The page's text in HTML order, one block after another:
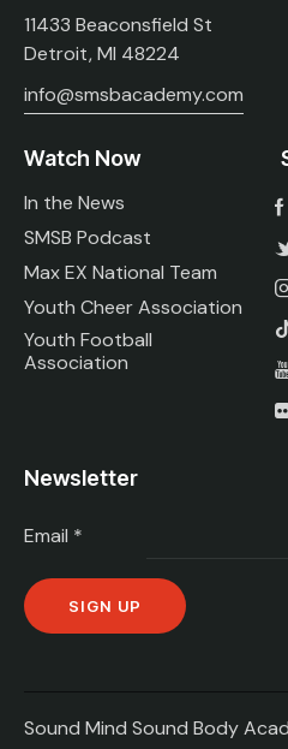
11433 Beaconsfield St
Detroit, MI 48224
info@smsbacademy.com
Watch Now
In the News
SMSB Podcast
Max EX National Team
Youth Cheer Association
Youth Football
Association
Newsletter
Email *
n
Sound Mind Sound Body